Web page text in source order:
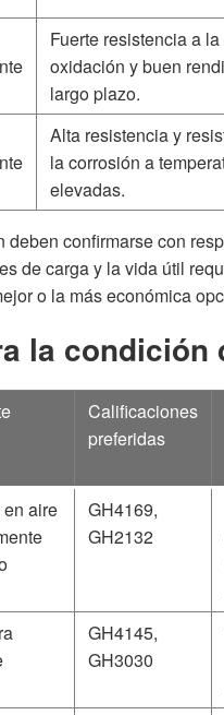
Fuerte resistencia a la
oxidación y buen
largo plazo.
Alta resistencia y
la corrosión a
elevadas.
confirmarse con
de carga y la vida útil
o la más económica
la condición
Calificaciones
preferidas
aire
GH4169,
GH2132
GH4145,
GH3030